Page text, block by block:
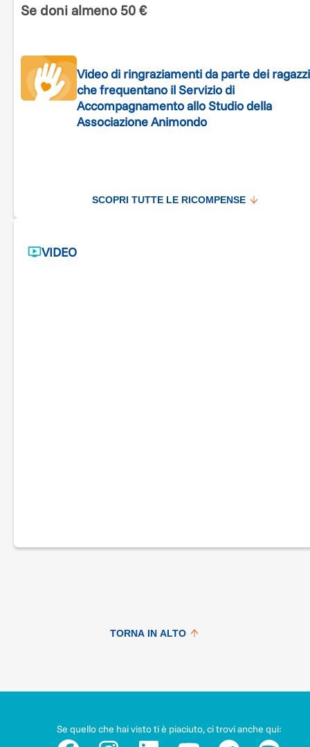
Se doni almeno 50 €
Video di ringraziamenti da parte dei ragazzi
che frequentano il Servizio di
Accompagnamento allo Studio della
Associazione Animondo
SCOPRI TUTTE LE RICOMPENSE
VIDEO
TORNA IN ALTO
Se quello che hai visto ti è piaciuto, ci trovi anche qui: